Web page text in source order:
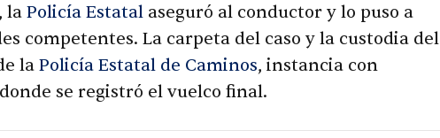
, la Policía Estatal aseguró al conductor y lo puso a
competentes. La carpeta del caso y la custodia del
la Policía Estatal de Caminos, instancia con
se registró el vuelco final.